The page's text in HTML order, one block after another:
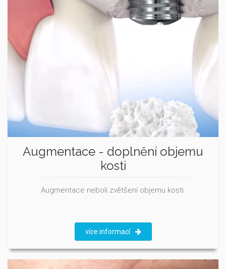
Augmentace - doplnění objemu
kosti
Augmentace neboli zvětšení objemu kosti.
více informací